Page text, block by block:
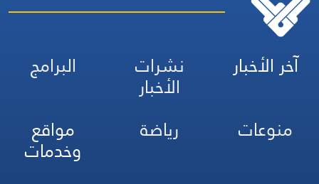
آخر الأخبار نشرات
الأخبار
البرامج
منوعات
رياضة مواقع
وخدمات